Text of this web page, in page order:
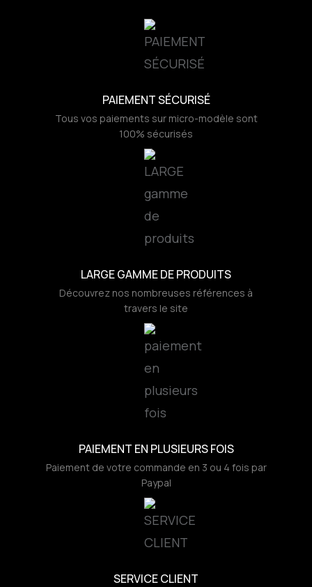
PAIEMENT SÉCURISÉ
Tous vos paiements sur micro-modèle sont
100% sécurisés
LARGE GAMME DE PRODUITS
Découvrez nos nombreuses références à
travers le site
PAIEMENT EN PLUSIEURS FOIS
Paiement de votre commande en 3 ou 4 fois par
Paypal
SERVICE CLIENT